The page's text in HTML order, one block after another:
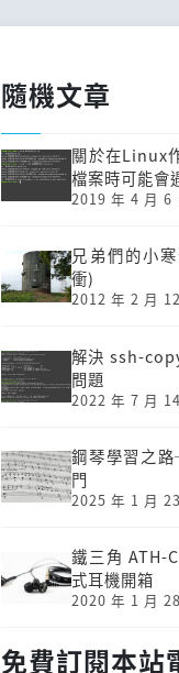
隨機文章
關於在Linux
檔案時可能會
2019 年 4 月 6
兄弟們的小
衝)
2012 年 2 月
解決 ssh-
問題
2022 年 7 月
鋼琴學習之
門
2025 年 1 月
鐵三角 ATH-
式耳機開箱
2020 年 1 月
免費訂閱本站